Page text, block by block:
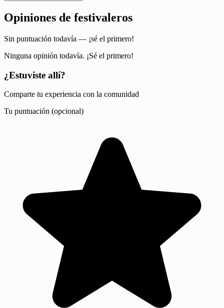
Opiniones de festivaleros
Sin puntuación todavía — ¡sé el primero!
Ninguna opinión todavía. ¡Sé el primero!
¿Estuviste allí?
Comparte tu experiencia con la comunidad
Tu puntuación (opcional)